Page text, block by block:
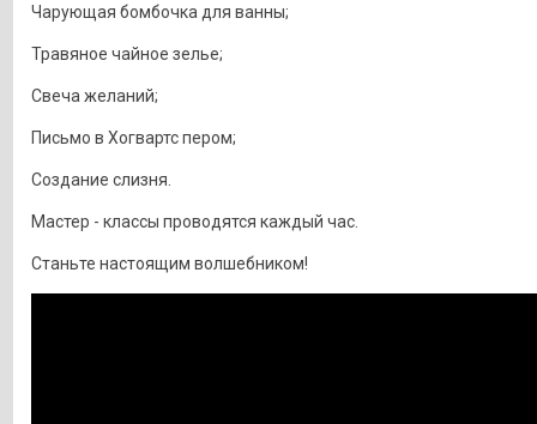
Чарующая бомбочка для ванны;
Травяное чайное зелье;
Свеча желаний;
Письмо в Хогвартс пером;
Создание слизня.
Мастер - классы проводятся каждый час.
Станьте настоящим волшебником!